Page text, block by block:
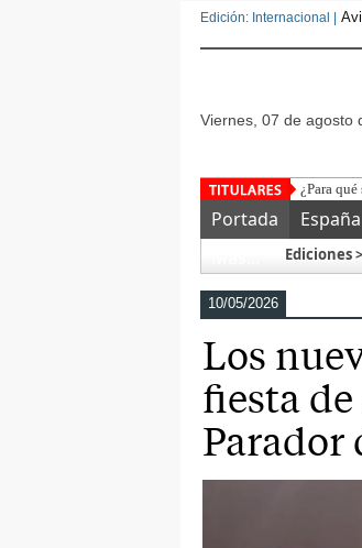
Edición: Internacional |
viernes, 07 de agosto
L
Portada España
Ediciones >
10/05/2026
Los
fiesta
Parador